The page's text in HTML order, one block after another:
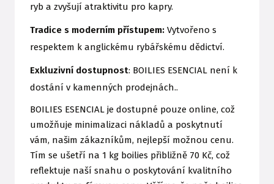
ryb a zvyšují atraktivitu pro kapry.
Tradice s moderním přístupem: Vytvořeno s
respektem k anglickému rybářskému dědictví.
Exkluzivní dostupnost: BOILIES ESENCIAL není k
dostání v kamenných prodejnách..
BOILIES ESENCIAL je dostupné pouze online, což
umožňuje minimalizaci nákladů a poskytnutí
vám, našim zákazníkům, nejlepší možnou cenu.
Tím se ušetří na 1 kg boilies přibližně 70 Kč, což
reflektuje naší snahu o poskytování kvalitního